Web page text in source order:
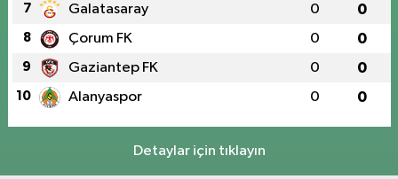
7 Galatasaray 0 0
8 Çorum FK 0 0
9 Gaziantep FK 0 0
10 Alanyaspor 0 0
Detaylar için tıklayın